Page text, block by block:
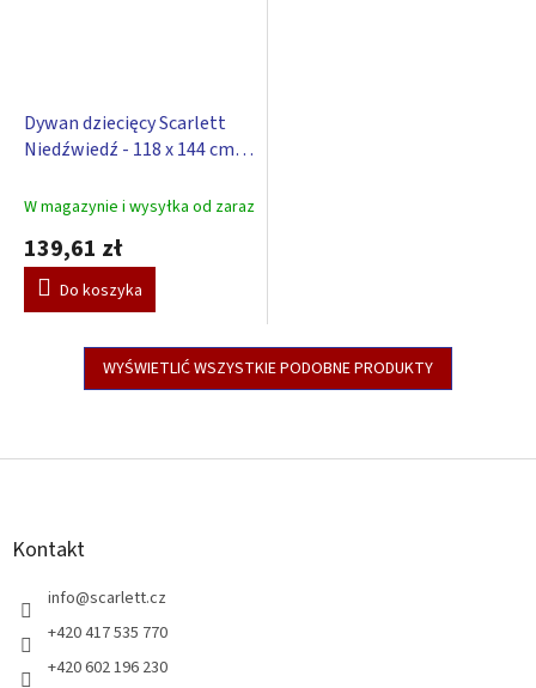
Dywan dziecięcy Scarlett
Niedźwiedź - 118 x 144 cm -
W magazynie i wysyłka od zaraz
139,61 zł
Do koszyka
WYŚWIETLIĆ WSZYSTKIE PODOBNE PRODUKTY
S
Kontakt
info@scarlett.cz
+420 417 535 770
+420 602 196 230